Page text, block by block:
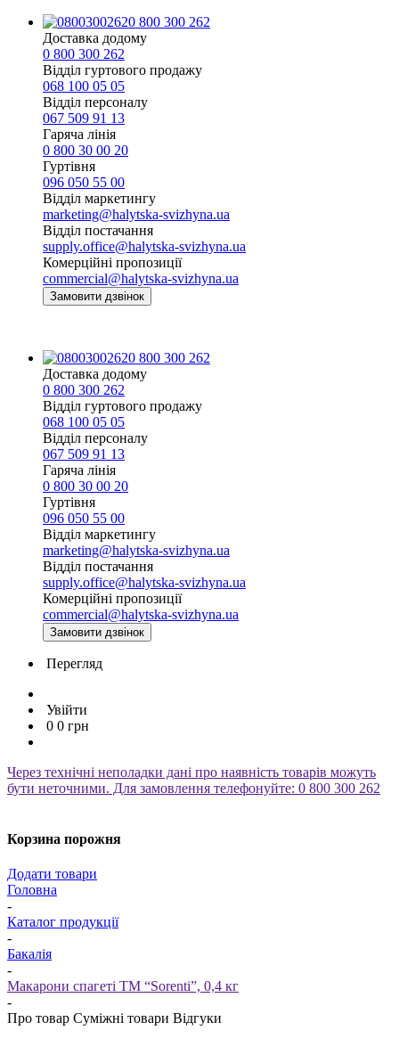
0 800 300 262
Доставка додому
0 800 300 262
Відділ гуртового продажу
068 100 05 05​
Відділ персоналу
067 509 91 13
Гаряча лінія
0 800 30 00 20
Гуртівня
096 050 55 00
Відділ маркетингу
marketing@halytska-svizhyna.ua
Відділ постачання
supply.office@halytska-svizhyna.ua
Комерційні пропозиції
commercial@halytska-svizhyna.ua
Замовити дзвінок
0 800 300 262
Доставка додому
0 800 300 262
Відділ гуртового продажу
068 100 05 05​
Відділ персоналу
067 509 91 13
Гаряча лінія
0 800 30 00 20
Гуртівня
096 050 55 00
Відділ маркетингу
marketing@halytska-svizhyna.ua
Відділ постачання
supply.office@halytska-svizhyna.ua
Комерційні пропозиції
commercial@halytska-svizhyna.ua
Замовити дзвінок
Перегляд
Увійти
0 0 грн
Через технічні неполадки дані про наявність товарів можуть
бути неточними. Для замовлення телефонуйте: 0 800 300 262
Корзина порожня
Додати товари
Головна
-
Каталог продукції
-
Бакалія
-
Макарони спагеті ТМ “Sorenti”, 0,4 кг
-
Про товар Суміжні товари Відгуки